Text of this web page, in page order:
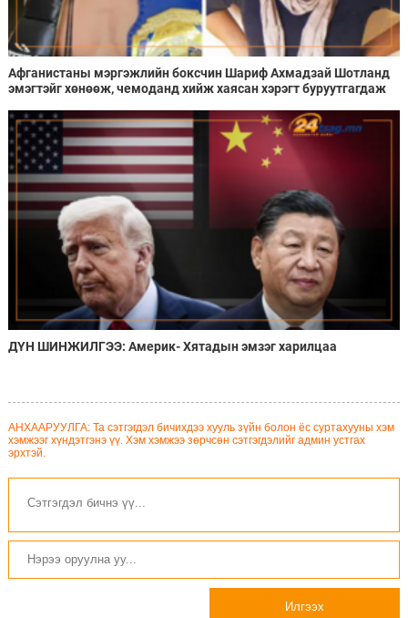
Афганистаны мэргэжлийн боксчин Шариф Ахмадзай Шотланд
эмэгтэйг хөнөөж, чемоданд хийж хаясан хэрэгт буруутгагдаж
ДҮН ШИНЖИЛГЭЭ: Америк- Хятадын эмзэг харилцаа
АНХААРУУЛГА: Та сэтгэгдэл бичихдээ хууль зүйн болон ёс суртахууны хэм
хэмжээг хүндэтгэнэ үү. Хэм хэмжээ зөрчсөн сэтгэгдэлийг админ устгах
эрхтэй.
Илгээх